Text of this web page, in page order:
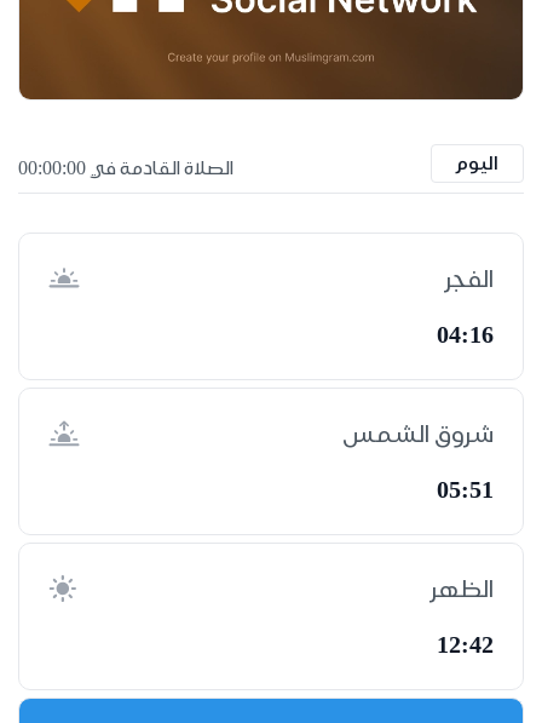
اليوم الصلاة القادمة في 00:00:00
الفجر
04:16
شروق الشمس
05:51
الظهر
12:42